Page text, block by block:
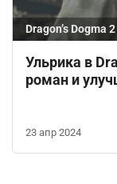
Dragon’s Dogma 2
Ульрика в
роман и
23 апр 2024